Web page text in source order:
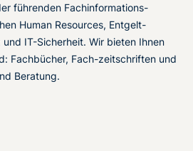
führenden Fachinformations-
Human Resources, Entgelt-
IT-Sicherheit. Wir bieten Ihnen
Fachbücher, Fach-zeitschriften und
Beratung.